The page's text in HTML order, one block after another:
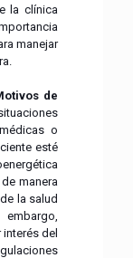
la clínica
manejar
de
o
esté
manera
la salud
del